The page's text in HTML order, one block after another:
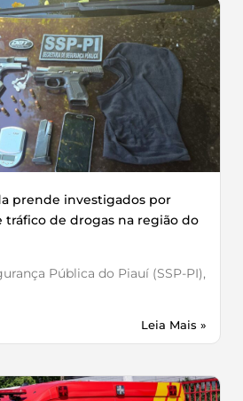
prende investigados por
tráfico de drogas na região do
Pública do Piauí (SSP-PI),
Leia Mais »